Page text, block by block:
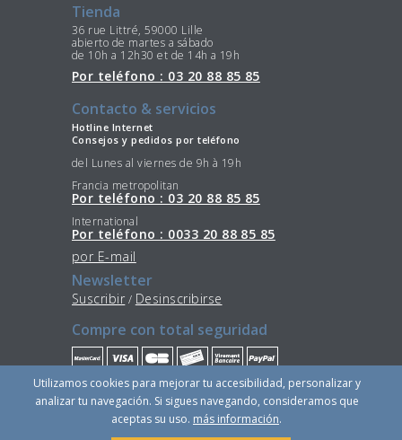
Tienda
36 rue Littré, 59000 Lille
abierto de martes a sábado
de 10h a 12h30 et de 14h a 19h
Por teléfono : 03 20 88 85 85
Contacto & servicios
Hotline Internet
Consejos y pedidos por teléfono
del Lunes al viernes de 9h à 19h
Francia metropolitan
Por teléfono : 03 20 88 85 85
International
Por teléfono : 0033 20 88 85 85
por E-mail
Newsletter
Suscribir / Desinscribirse
Compre con total seguridad
Quédese conectado
Utilizamos cookies para mejorar tu accesibilidad, personalizar y
analizar tu navegación. Si sigues navegando, consideramos que
aceptas su uso. más información.